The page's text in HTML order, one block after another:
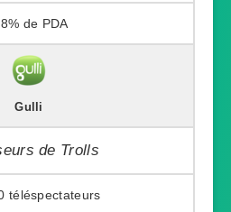
Gulli
de Trolls